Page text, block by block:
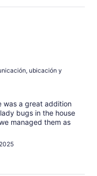
ubicación y
was a great addition
bugs in the house
managed them as